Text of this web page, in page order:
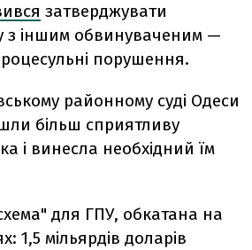
затверджувати
з іншим обвинуваченим —
порушення.
районному суді Одеси
більш сприятливу
і винесла необхідний їм
для ГПУ, обкатана на
1,5 мільярдів доларів